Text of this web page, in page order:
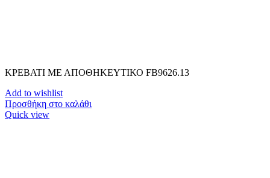
ΚΡΕΒΑΤΙ ΜΕ ΑΠΟΘΗΚΕΥΤΙΚΟ FB9626.13
Add to wishlist
Προσθήκη στο καλάθι
Quick view